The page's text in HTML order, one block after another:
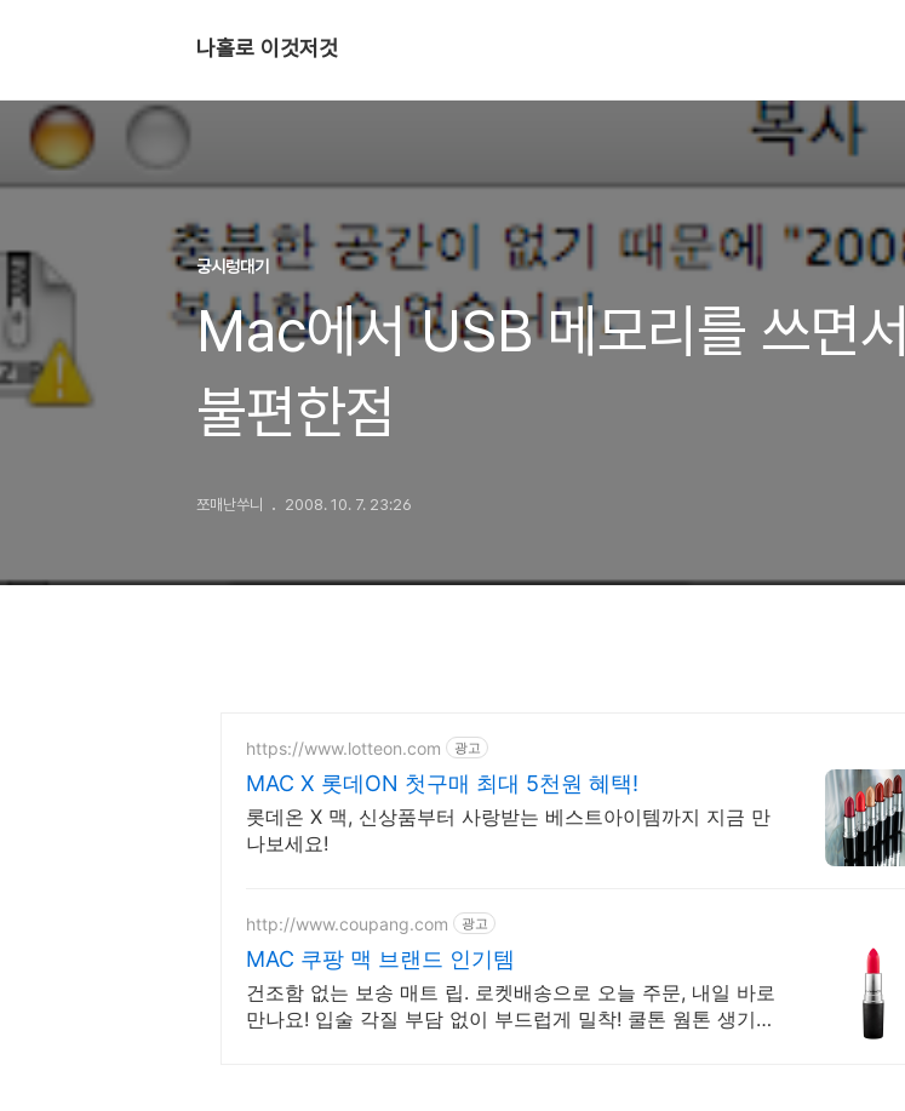
나홀로 이것저것
궁시렁대기
Mac에서 USB 메모리를 쓰면서
불편한점
쪼매난쑤니 2008. 10. 7. 23:26
https://www.lotteon.com 광고
MAC X 롯데ON 첫구매 최대 5천원 혜택!
롯데온 X 맥, 신상품부터 사랑받는 베스트아이템까지 지금 만
나보세요!
http://www.coupang.com 광고
MAC 쿠팡 맥 브랜드 인기템
건조함 없는 보송 매트 립. 로켓배송으로 오늘 주문, 내일 바로
만나요! 입술 각질 부담 없이 부드럽게 밀착! 쿨톤 웜톤 생기